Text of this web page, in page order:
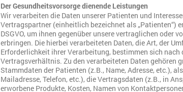
Der Gesundheitsvorsorge dienende Leistungen
Wir verarbeiten die Daten unserer Patienten und
Vertragspartner (einheitlich bezeichnet als „Patienten“)
DSGVO, um ihnen gegenüber unsere vertraglichen oder
erbringen. Die hierbei verarbeiteten Daten, die Art, der
Erforderlichkeit ihrer Verarbeitung, bestimmen sich nach
Vertragsverhältnis. Zu den verarbeiteten Daten gehören
Stammdaten der Patienten (z.B., Name, Adresse, etc.),
Mailadresse, Telefon, etc.), die Vertragsdaten (z.B., in
erworbene Produkte, Kosten, Namen von